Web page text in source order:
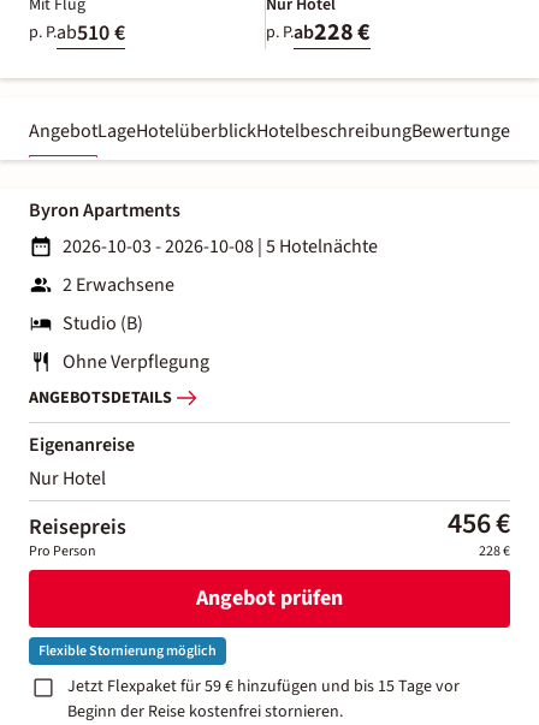
p. P.ab510 €
p. P.ab228 €
AngebotLageHotelüberblickHotelbeschreibungBewertungen
Byron Apartments
2026-10-03 - 2026-10-08|5 Hotelnächte
2 Erwachsene
Studio (B)
Ohne Verpflegung
ANGEBOTSDETAILS
Eigenanreise
Nur Hotel
Reisepreis 456 €
Pro Person 228 €
Angebot prüfen
Flexible Stornierung möglich
Jetzt Flexpaket für 59 € hinzufügen und bis 15 Tage vor
Beginn der Reise kostenfrei stornieren.